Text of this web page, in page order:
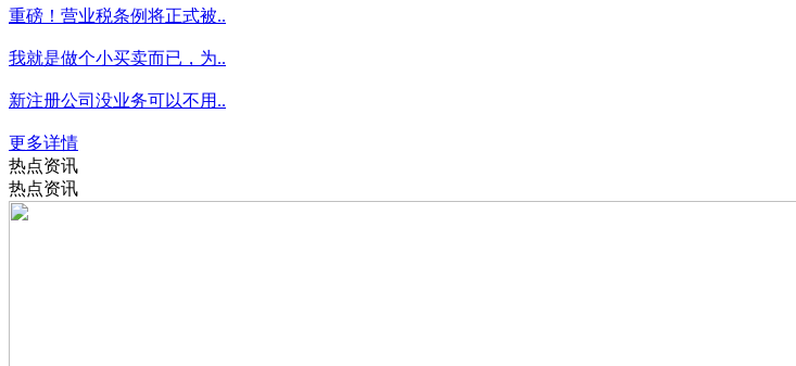
重磅！营业税条例将正式被..
我就是做个小买卖而已，为..
新注册公司没业务可以不用..
更多详情
热点资讯
热点资讯